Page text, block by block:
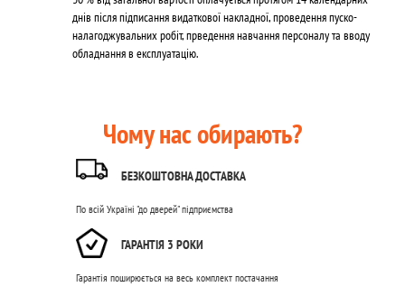
днів після підписання видаткової накладної, проведення пуско-
налагоджувальних робіт, прведення навчання персоналу та вводу
обладнання в експлуатацію.
По всій Україні "до дверей" підприємства
Гарантія поширюється на весь комплект постачання
БЕЗКОШТОВНА ДОСТАВКА
ГАРАНТІЯ 3 РОКИ
Чому нас обирають?